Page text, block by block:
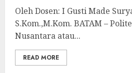
Oleh Dosen: I Gusti Made
S.Kom.,M.Kom. BATAM –
Nusantara atau...
READ MORE